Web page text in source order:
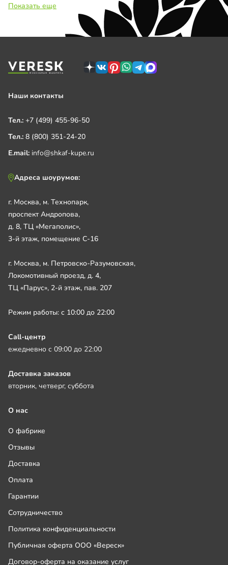
Показать еще
Наши контакты
Тел.: +7 (499) 455-96-50
Тел.: 8 (800) 351-24-20
E.mail: info@shkaf-kupe.ru
Адреса шоурумов:
г. Москва, м. Технопарк,
проспект Андропова,
д. 8, ТЦ «Мегаполис»,
3-й этаж, помещение С-16
г. Москва, м. Петровско-Разумовская,
Локомотивный проезд, д. 4,
ТЦ «Парус», 2-й этаж, пав. 207
Режим работы: с 10:00 до 22:00
Call-центр
ежедневно с 09:00 до 22:00
Доставка заказов
вторник, четверг, суббота
О нас
О фабрике
Отзывы
Доставка
Оплата
Гарантии
Сотрудничество
Политика конфиденциальности
Публичная оферта ООО «Вереск»
Договор-оферта на оказание услуг